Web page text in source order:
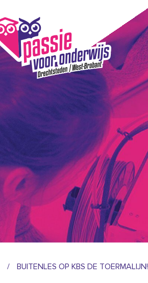
/ BUITENLES OP KBS DE TOERMALIJN!